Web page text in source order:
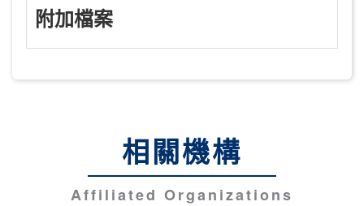
附加檔案
相關機構
Affiliated Organizations